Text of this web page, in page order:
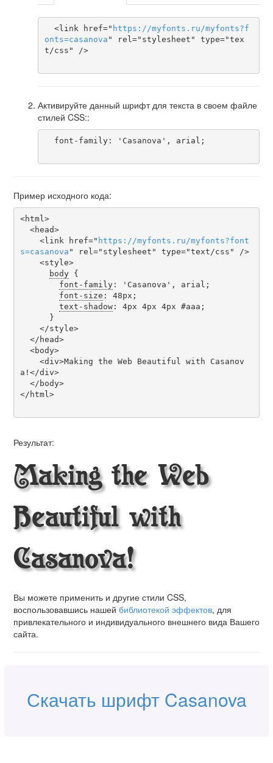
  <link href="
https ://myfonts . ru/myfonts?f
onts=casanova " rel="stylesheet" type="tex
t/css" />
Активируйте данный шрифт для текста в своем файле
стилей CSS::
Пример исходного кода:
<html>
    <link href="
https ://myfonts . ru/myfonts?font
s=casanova " rel="stylesheet" type="text/css" />
body {
font-family: 'Casanova', arial;
font-size : 48px;
text-shadow: 4px 4px 4px #aaa;
a!</div>
</html>
Результат:
Making the Web
Beautiful with
Casanova!
Вы можете применить и другие стили CSS,
воспользовавшись нашей библиотекой эффектов, для
привлекательного и индивидуального внешнего вида Вашего
сайта.
Скачать шрифт Casanova